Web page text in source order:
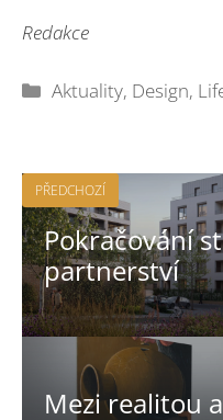
Redakce
Rubriky
Aktuality, Design,
PŘEDCHOZÍ
Pokračování
partnerství
Mezi realitou